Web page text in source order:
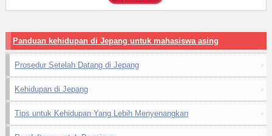
Panduan kehidupan di Jepang untuk mahasiswa asing
Prosedur Setelah Datang di Jepang
Kehidupan di Jepang
Tips untuk Kehidupan Yang Lebih Menyenangkan